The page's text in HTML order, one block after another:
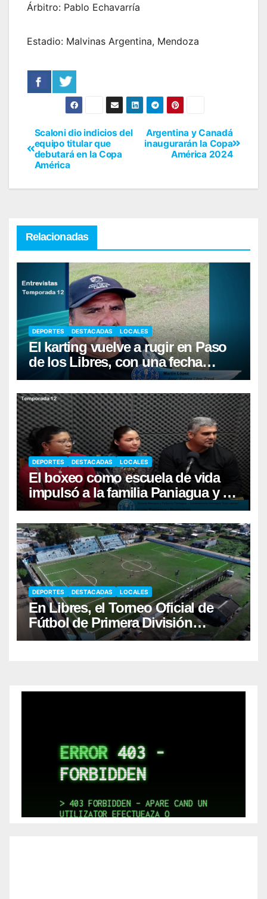
Árbitro: Pablo Echavarría
Estadio: Malvinas Argentina, Mendoza
Argentina y Canadá
inaugurarán la Copa
América 2024
Scaloni dio indicios del
equipo titular que
debutará en la Copa
América
Relacionadas
DEPORTES DESTACADAS LOCALES
El karting vuelve a rugir en Paso
de los Libres, con una fecha
récord de pilotos
DEPORTES DESTACADAS LOCALES
El boxeo como escuela de vida
impulsó a la familia Paniagua y al
sueño de Luján
DEPORTES DESTACADAS LOCALES
En Libres, el Torneo Oficial de
Fútbol de Primera División
comenzará el sábado 22/8